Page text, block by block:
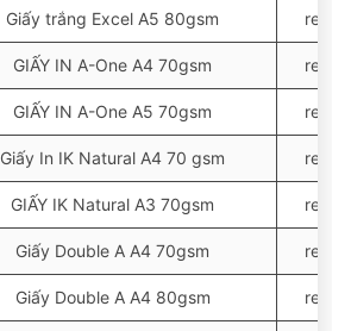
Giấy trắng Excel A5 80gsm ream
GIẤY IN A-One A4 70gsm ream
GIẤY IN A-One A5 70gsm ream
Giấy In IK Natural A4 70 gsm ream
GIẤY IK Natural A3 70gsm ream
Giấy Double A A4 70gsm ream
Giấy Double A A4 80gsm ream